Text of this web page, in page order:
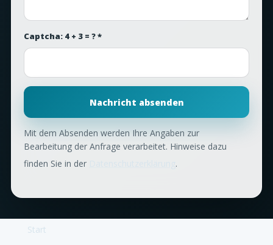
Captcha: 4 + 3 = ? *
Nachricht absenden
Mit dem Absenden werden Ihre Angaben zur
Bearbeitung der Anfrage verarbeitet. Hinweise dazu
finden Sie in der
.
Start